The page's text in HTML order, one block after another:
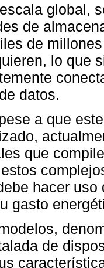
global,
de
de
lo que
datos.
a que
que
hacer
gasto
de